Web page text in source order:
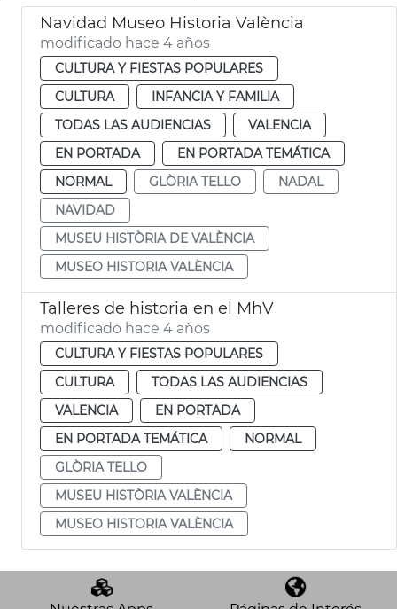
Navidad Museo Historia València
modificado hace 4 años
CULTURA Y FIESTAS POPULARES
CULTURA
INFANCIA Y FAMILIA
TODAS LAS AUDIENCIAS
VALENCIA
EN PORTADA
EN PORTADA TEMÁTICA
NORMAL
GLÒRIA TELLO
NADAL
NAVIDAD
MUSEU HISTÒRIA DE VALÈNCIA
MUSEO HISTORIA VALÈNCIA
Talleres de historia en el MhV
modificado hace 4 años
CULTURA Y FIESTAS POPULARES
CULTURA
TODAS LAS AUDIENCIAS
VALENCIA
EN PORTADA
EN PORTADA TEMÁTICA
NORMAL
GLÒRIA TELLO
MUSEU HISTÒRIA VALÈNCIA
MUSEO HISTORIA VALÈNCIA